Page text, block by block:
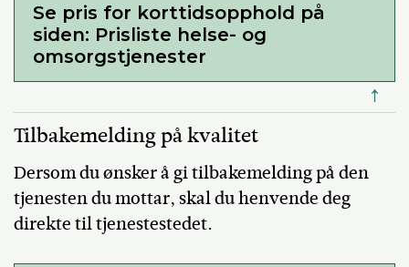
Se pris for korttidsopphold på
siden: Prisliste helse- og
omsorgstjenester
↑
Tilbakemelding på kvalitet
Dersom du ønsker å gi tilbakemelding på den
tjenesten du mottar, skal du henvende deg
direkte til tjenestestedet.